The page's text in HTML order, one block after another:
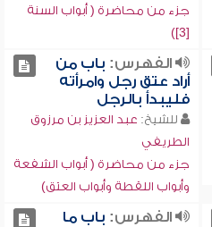
جزء من محاضرة ( أبواب السنة
[3])
الفهرس: باب من
أراد عتق رجل وامرأته
فليبدأ بالرجل
للشيخ: عبد العزيز بن مرزوق
الطريفي
جزء من محاضرة ( أبواب الشفعة
وأبواب اللقطة وأبواب العتق)
الفهرس: باب ما